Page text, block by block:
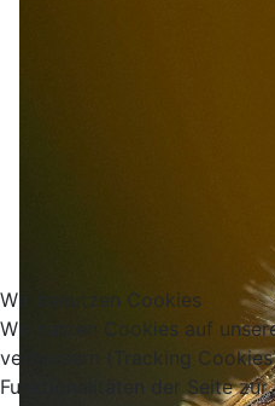
Wir benutzen Cookies
Wir nutzen Cookies auf
verbessern (Tracking
Funktionalitäten der Seite